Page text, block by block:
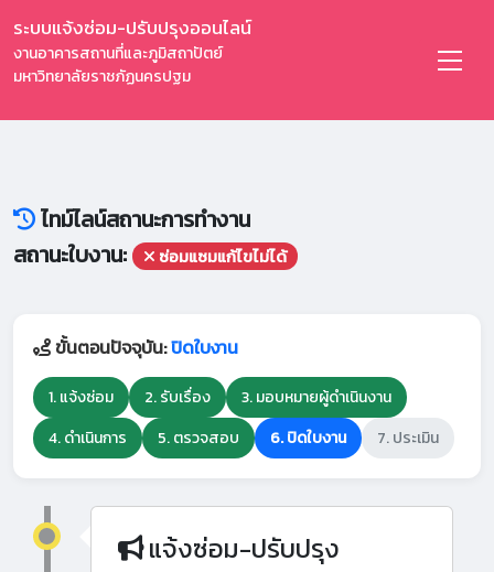
ระบบแจ้งซ่อม-ปรับปรุงออนไลน์
งานอาคารสถานที่และภูมิสถาปัตย์
มหาวิทยาลัยราชภัฏนครปฐม
ไทม์ไลน์สถานะการทำงาน
สถานะใบงาน:
ซ่อมแซมแก้ไขไม่ได้
ขั้นตอนปัจจุบัน:ปิดใบงาน
1. แจ้งซ่อม 2. รับเรื่อง
3. มอบหมายผู้ดำเนินงาน
4. ดำเนินการ
5. ตรวจสอบ 6. ปิดใบงาน 7. ประเมิน
แจ้งซ่อม-ปรับปรุง